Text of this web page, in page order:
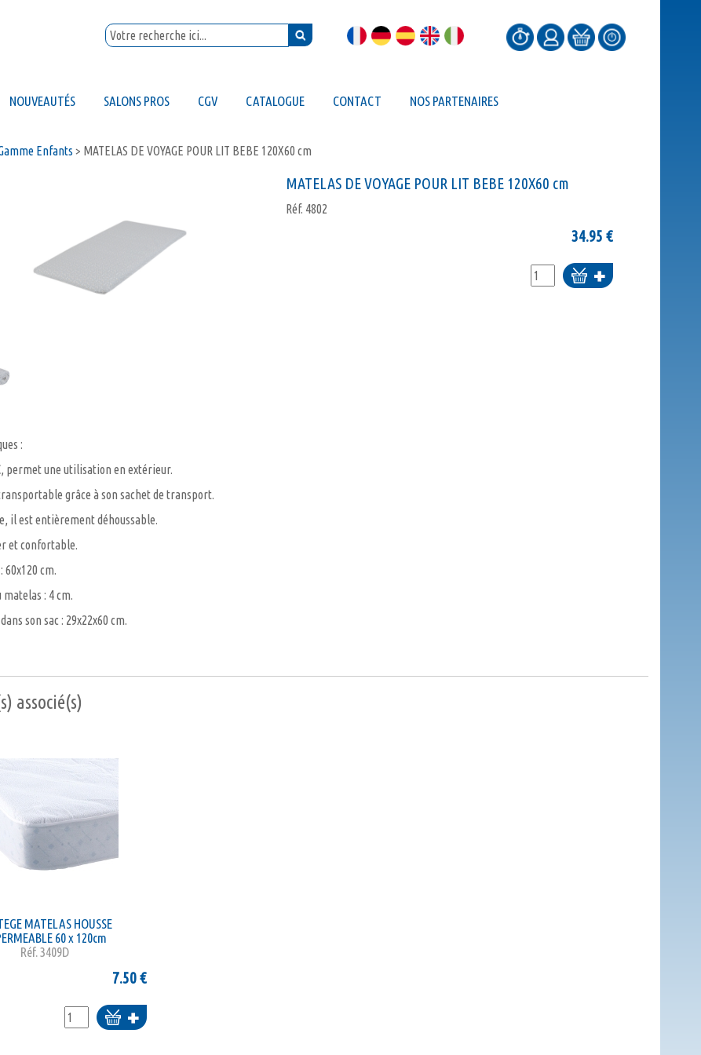
NOUVEAUTÉS SALONS PROS CGV CATALOGUE CONTACT NOS PARTENAIRES
Enfants > MATELAS DE VOYAGE POUR LIT BEBE 120X60 cm
MATELAS DE VOYAGE POUR LIT BEBE 120X60 cm
Réf. 4802
34.95 €
Ajouter
au
:
permet une utilisation en extérieur.
grâce à son sachet de transport.
il est entièrement déhoussable.
et confortable.
60x120 cm.
matelas : 4 cm.
son sac : 29x22x60 cm.
associé(s)
MATELAS HOUSSE
60 x 120cm
Réf.3409D
7.50€
Ajouter
au